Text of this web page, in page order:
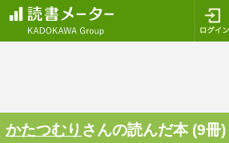
かたつむり さんの読んだ本 (9冊)